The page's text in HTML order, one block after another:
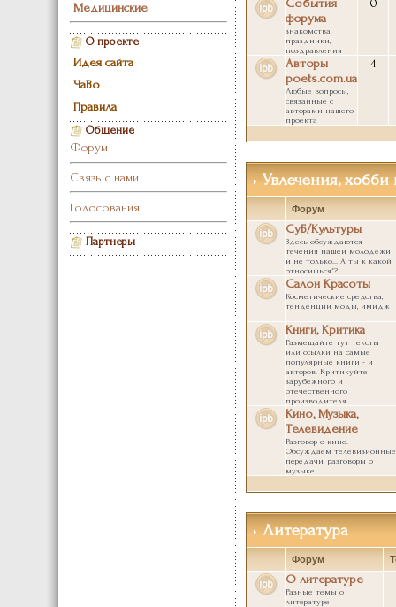
Медицинские
О проекте
Идея сайта
ЧаВо
Правила
Общение
Форум
Связь с нами
Голосования
Партнеры
форума
знакомства,
праздники,
поздравления
Авторы
poets.com.ua
Любые вопросы,
связанные с
авторами нашего
проекта
4
Увлечения, хобби
Форум
СуБ/Культуры
Здесь обсуждаются
течения нашей молодёжи
и не только... А ты к какой
относишься*?
Салон Красоты
Косметические средства,
тенденции моды, имидж
Книги, Критика
Размещайте тут тексты
или ссылки на самые
популярные книги - и
авторов. Критикуйте
зарубежного и
отечественного
производителя.
Кино, Музыка,
Телевидение
Разговор о кино.
Обсуждаем телевизионные
передачи, разговоры о
музыке
Литература
Форум
О литературе
Разные темы о
литературе